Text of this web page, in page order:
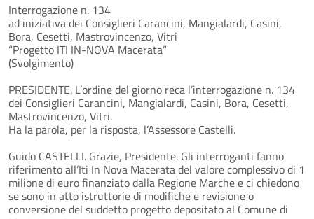
Interrogazione n. 134
ad iniziativa dei Consiglieri Carancini, Mangialardi, Casini,
Bora, Cesetti, Mastrovincenzo, Vitri
“Progetto ITI IN-NOVA Macerata”
(Svolgimento)
PRESIDENTE. L’ordine del giorno reca l’interrogazione n. 134
dei Consiglieri Carancini, Mangialardi, Casini, Bora, Cesetti,
Mastrovincenzo, Vitri.
Ha la parola, per la risposta, l’Assessore Castelli.
Guido CASTELLI. Grazie, Presidente. Gli interroganti fanno
riferimento all’Iti In Nova Macerata del valore complessivo di 1
milione di euro finanziato dalla Regione Marche e ci chiedono
se sono in atto istruttorie di modifiche e revisione o
conversione del suddetto progetto depositato al Comune di